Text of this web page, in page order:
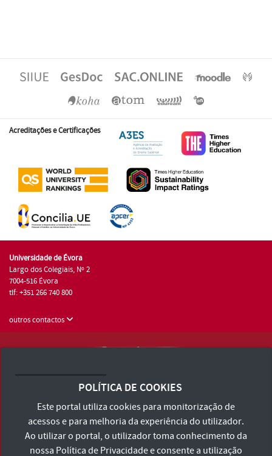
Acreditações e Certificações
Universidade de Évora
Largo dos Colegiais, Nº 2
7004-516 Évora
tlf: +351 266 740 800
outros contactos
Consulte os Termos e Condições e Política de Privacidade
Declaração de Acessibilidade
POLÍTICA DE COOKIES
Este portal utiliza cookies para monitorização de
acessos e para melhoria da experiência do utilizador.
Ao utilizar o portal, o utilizador toma conhecimento da
nossa Política de Privacidadee consente a utilização